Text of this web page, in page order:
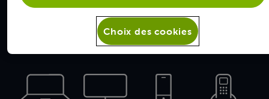
Nos forces
Choix des cookies